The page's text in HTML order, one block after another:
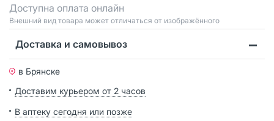
Доступна оплата онлайн
Bнешний вид товара может отличаться от изображённого
Доставка и самовывоз
в Брянске
Доставим курьером от 2 часов
В аптеку сегодня или позже